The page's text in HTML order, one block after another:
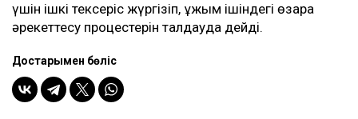
үшін ішкі тексеріс жүргізіп, ұжым ішіндегі өзара
әрекеттесу процестерін талдауда дейді.
Достарыңмен бөліс